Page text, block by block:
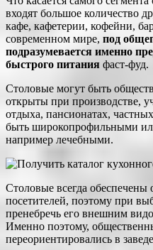
входят большое количество
кафе, кафетерии, кофейни,
современном мире, под
подразумевается именно
быстрого питания фаст-фуд.
Столовые могут быть
открыты при производстве,
отдыха, пансионатах,
быть широкопрофильными
например лечебными.
Столовые всегда
посетителей, поэтому при
пренебречь его внешним
Именно поэтому,
переориентировались в